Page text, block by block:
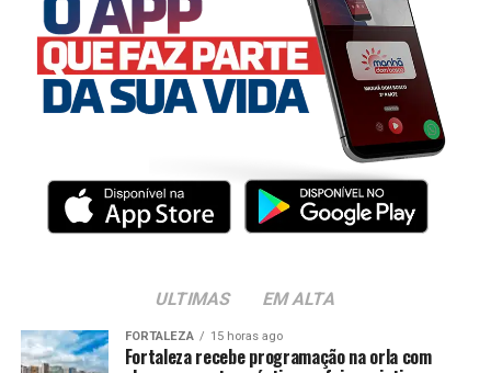
ULTIMAS EM ALTA
FORTALEZA 15 horas ago
Fortaleza recebe programação na orla com